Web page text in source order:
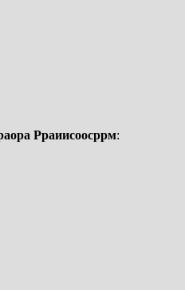
Рраиисоосррм: